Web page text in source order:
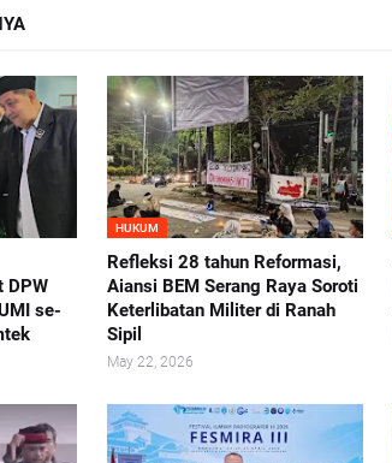
DPW
se-
HUKUM
Refleksi 28 tahun Reformasi,
Aiansi BEM Serang Raya Soroti
Keterlibatan Militer di Ranah
Sipil
May 22, 2026